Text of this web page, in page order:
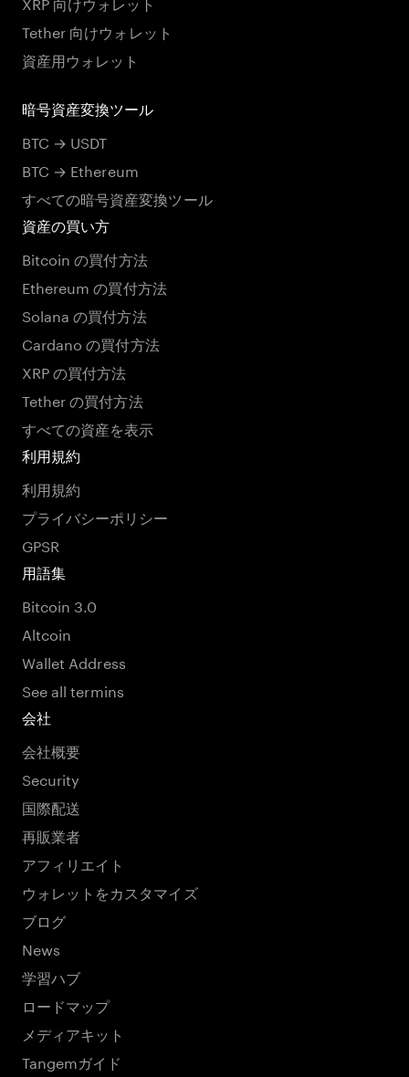
Tether 向けウォレット
資産用ウォレット
暗号資産変換ツール
BTC → USDT
BTC → Ethereum
すべての暗号資産変換ツール
資産の買い方
Bitcoin の買付方法
Ethereum の買付方法
Solana の買付方法
Cardano の買付方法
XRP の買付方法
Tether の買付方法
すべての資産を表示
利用規約
利用規約
プライバシーポリシー
GPSR
用語集
Bitcoin 3.0
Altcoin
Wallet Address
See all termins
会社
会社概要
Security
国際配送
再販業者
アフィリエイト
ウォレットをカスタマイズ
ブログ
News
学習ハブ
ロードマップ
メディアキット
Tangemガイド